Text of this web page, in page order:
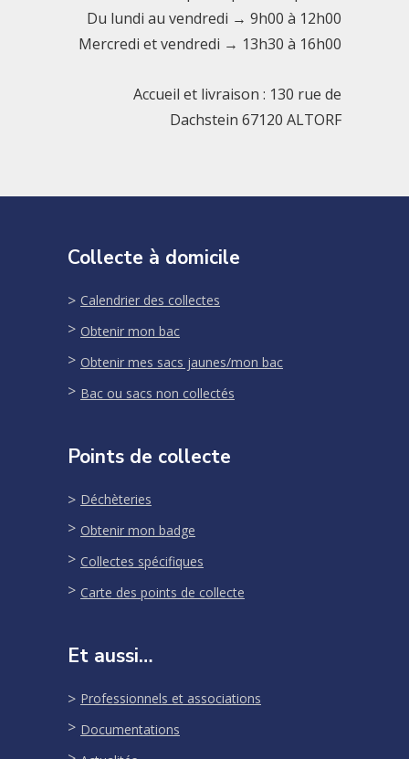
Du lundi au vendredi → 9h00 à 12h00
Mercredi et vendredi → 13h30 à 16h00
Accueil et livraison : 130 rue de
Dachstein 67120 ALTORF
Collecte à domicile
Calendrier des collectes
Obtenir mon bac
Obtenir mes sacs jaunes/mon bac
Bac ou sacs non collectés
Points de collecte
Déchèteries
Obtenir mon badge
Collectes spécifiques
Carte des points de collecte
Et aussi…
Professionnels et associations
Documentations